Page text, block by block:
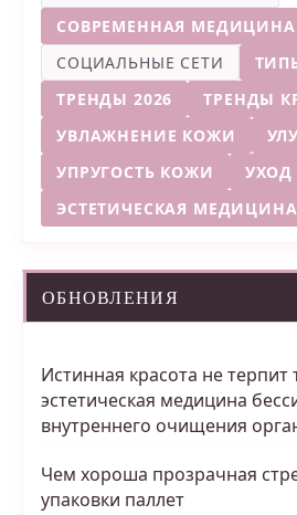
СОВРЕМЕННАЯ МЕДИЦИНА
СОЦИАЛЬНЫЕ СЕТИ
ТРЕНДЫ 2026
ТРЕНДЫ
УВЛАЖНЕНИЕ КОЖИ
УПРУГОСТЬ КОЖИ
ЭСТЕТИЧЕСКАЯ МЕДИЦИНА
ОБНОВЛЕНИЯ
Истинная красота не
эстетическая медицина
внутреннего очищения
Чем хороша прозрачная
упаковки паллет